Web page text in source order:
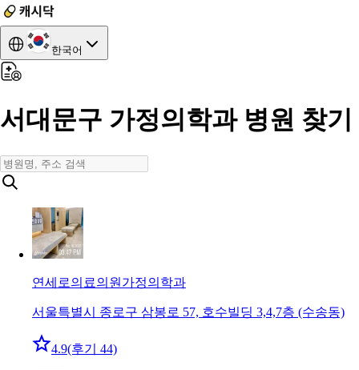
한국어
서대문구 가정의학과 병원 찾기
연세로의료의원 가정의학과
서울특별시 종로구 삼봉로 57, 호수빌딩 3,4,7층 (수송동)
4.9(후기 44)